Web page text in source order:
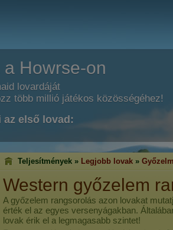
a Howrse-on
lovardáját
több millió játékos közösségéhez!
az első lovad:
Teljesítmények » Legjobb lovak »
Western győzelem
A győzelem rangsorolás azon lovakat
érték el az egyes versenyágakban.
lovak érik el a legmagasabb szintet!